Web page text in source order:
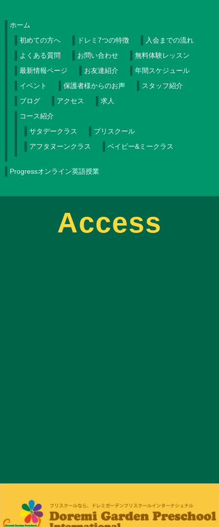
ホーム
初めての方へ
ドレミ7つの特徴
入会までの流れ
よくある質問
お問い合わせ
無料体験レッスン
最新情報ページ
お友達紹介
年間スケジュール
イベント
保護者様からのお声
スタッフ紹介
ブログ
アクセス
求人
コース紹介
サタデークラス
プリスクール
アフタヌーンクラス
ベイビー&ミークラス
Progressオンライン英語授業
Access